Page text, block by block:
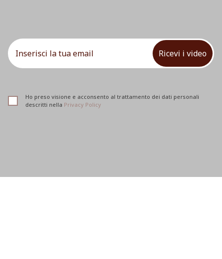
Ricevi i video
Ho preso visione e acconsento al trattamento dei dati personali
descritti nella Privacy Policy